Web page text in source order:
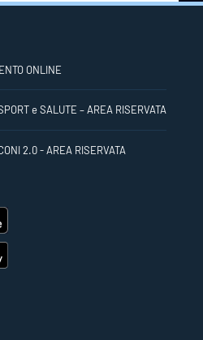
ONLINE
e SALUTE – AREA RISERVATA
2.0 - AREA RISERVATA